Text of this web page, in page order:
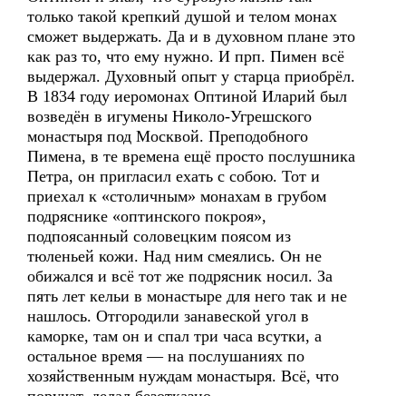
только такой крепкий душой и телом монах
сможет выдержать. Да и в духовном плане это
как раз то, что ему нужно. И прп. Пимен всё
выдержал. Духовный опыт у старца приобрёл.
В 1834 году иеромонах Оптиной Иларий был
возведён в игумены Николо-Угрешского
монастыря под Москвой. Преподобного
Пимена, в те времена ещё просто послушника
Петра, он пригласил ехать с собою. Тот и
приехал к «столичным» монахам в грубом
подряснике «оптинского покроя»,
подпоясанный соловецким поясом из
тюленьей кожи. Над ним смеялись. Он не
обижался и всё тот же подрясник носил. За
пять лет кельи в монастыре для него так и не
нашлось. Отгородили занавеской угол в
каморке, там он и спал три часа всутки, а
остальное время — на послушаниях по
хозяйственным нуждам монастыря. Всё, что